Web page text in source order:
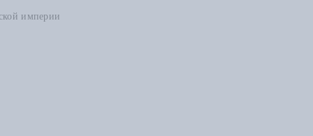
империи